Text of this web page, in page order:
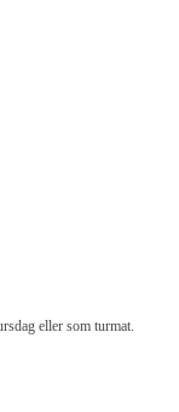
eller som turmat.